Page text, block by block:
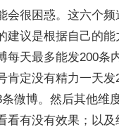
会很困惑。这六个
建议是根据自己的
每天最多能发200条
肯定没有精力一天发
微博。然后其他维
看有没有效果；以